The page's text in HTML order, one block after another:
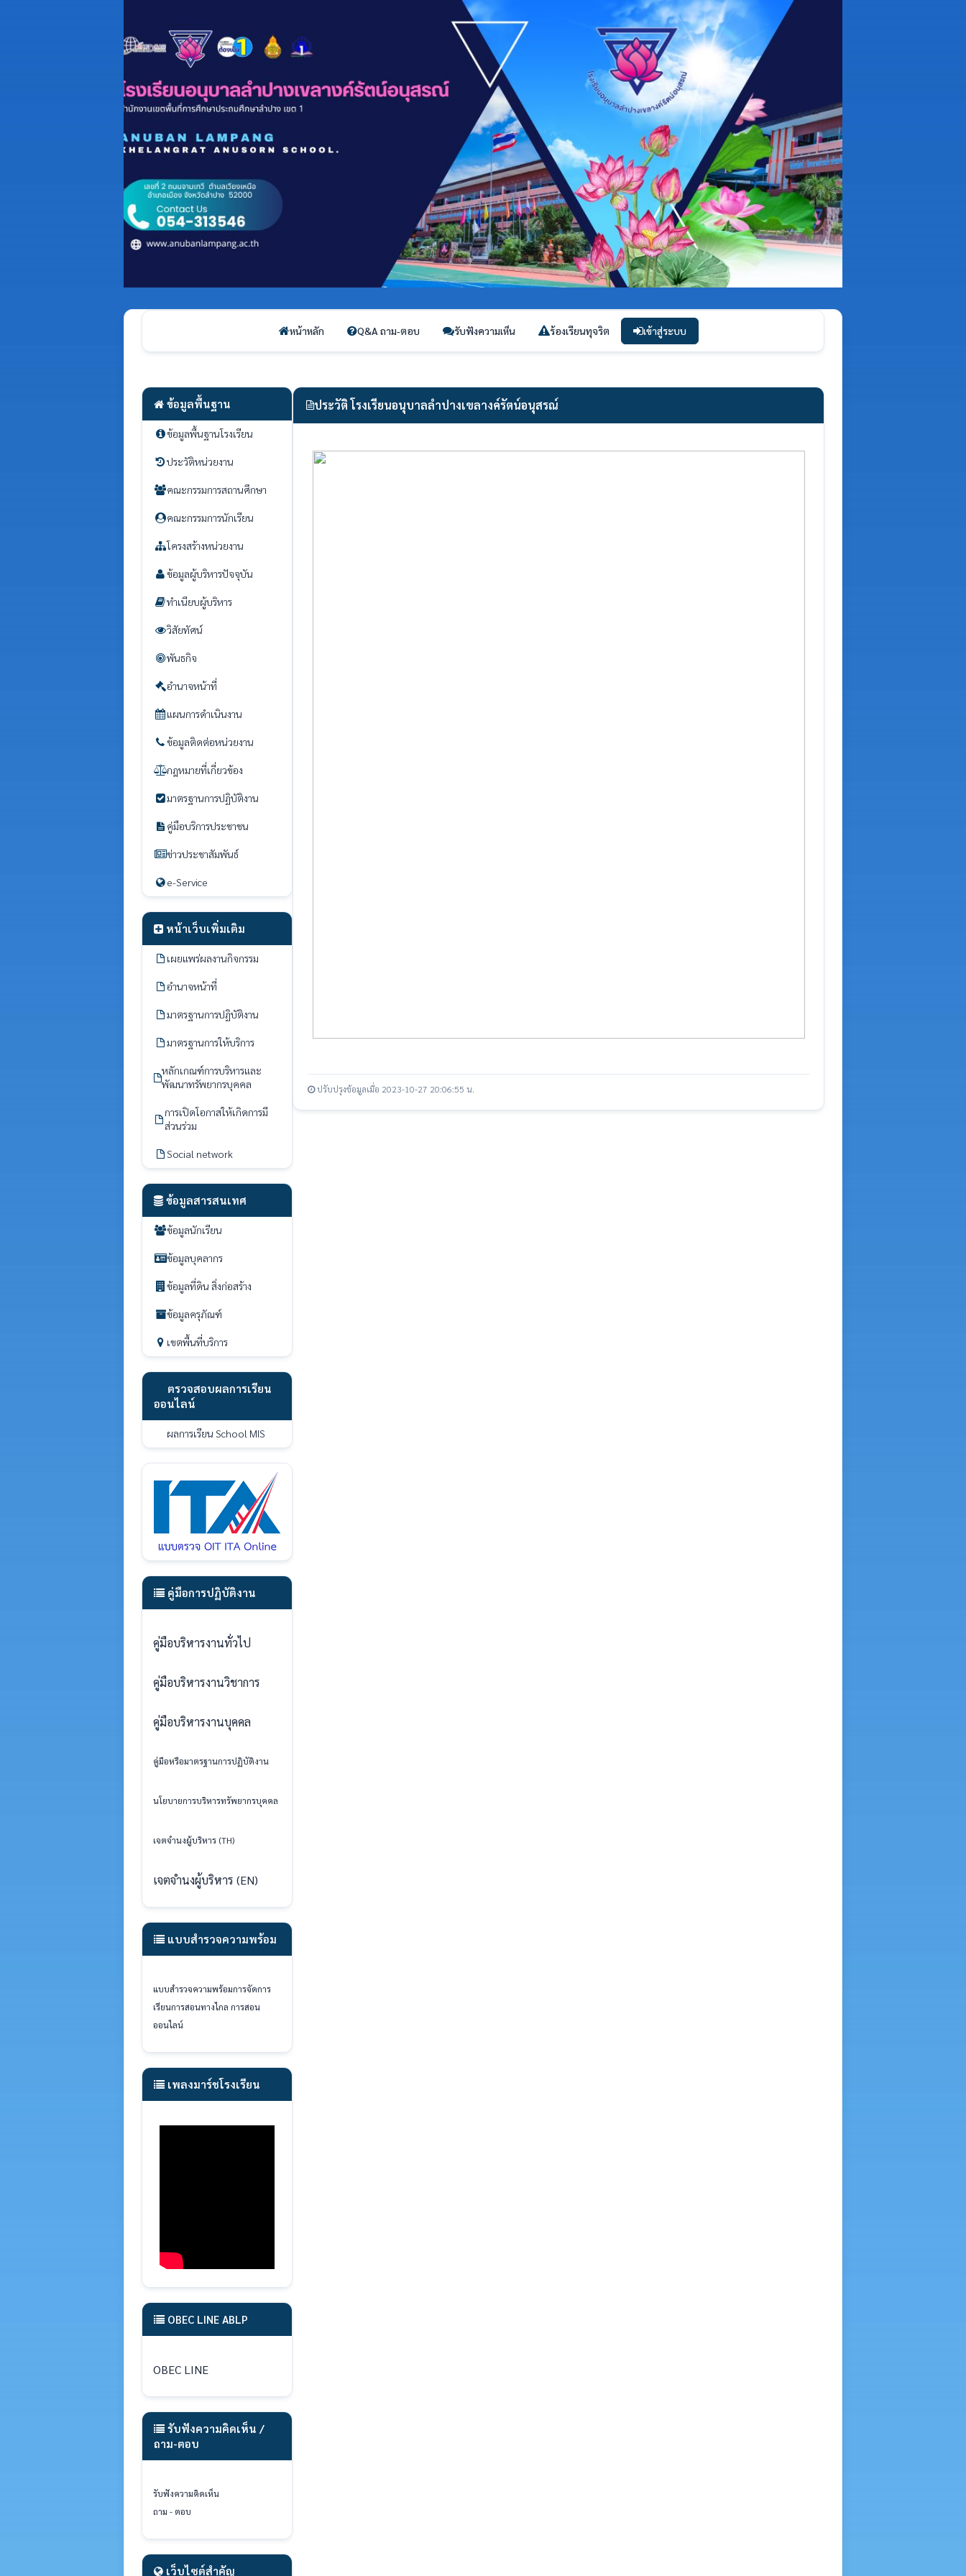
หน้าหลัก Q&A ถาม-ตอบ รับฟังความเห็น ร้องเรียนทุจริต เข้าสู่ระบบ
ข้อมูลพื้นฐาน
ข้อมูลพื้นฐานโรงเรียน
ประวัติหน่วยงาน
คณะกรรมการสถานศึกษา
คณะกรรมการนักเรียน
โครงสร้างหน่วยงาน
ข้อมูลผู้บริหารปัจจุบัน
ทำเนียบผู้บริหาร
วิสัยทัศน์
พันธกิจ
อำนาจหน้าที่
แผนการดำเนินงาน
ข้อมูลติดต่อหน่วยงาน
กฎหมายที่เกี่ยวข้อง
มาตรฐานการปฏิบัติงาน
คู่มือบริการประชาชน
ข่าวประชาสัมพันธ์
e-Service
หน้าเว็บเพิ่มเติม
เผยแพร่ผลงานกิจกรรม
อำนาจหน้าที่
มาตรฐานการปฏิบัติงาน
มาตรฐานการให้บริการ
หลักเกณฑ์การบริหารและ
พัฒนาทรัพยากรบุคคล
การเปิดโอกาสให้เกิดการมี
ส่วนร่วม
Social network
ข้อมูลสารสนเทศ
ข้อมูลนักเรียน
ข้อมูลบุคลากร
ข้อมูลที่ดิน สิ่งก่อสร้าง
ข้อมูลครุภัณฑ์
เขตพื้นที่บริการ
ตรวจสอบผลการเรียน
ออนไลน์
ผลการเรียน School MIS
คู่มือการปฏิบัติงาน
คู่มือบริหารงานทั่วไป
คู่มือบริหารงานวิชาการ
คู่มือบริหารงานบุคคล
คู่มือหรือมาตรฐานการปฏิบัติงาน
นโยบายการบริหารทรัพยากรบุคคล
เจตจำนงผู้บริหาร (TH)
เจตจำนงผู้บริหาร (EN)
แบบสำรวจความพร้อม
แบบสำรวจความพร้อมการจัดการ
เรียนการสอนทางไกล การสอน
ออนไลน์
เพลงมาร์ชโรงเรียน
OBEC LINE ABLP
OBEC LINE
รับฟังความคิดเห็น /
ถาม-ตอบ
รับฟังความคิดเห็น
ถาม - ตอบ
เว็บไซต์สำคัญ
ประวัติ โรงเรียนอนุบาลลำปางเขลางค์รัตน์อนุสรณ์
ปรับปรุงข้อมูลเมื่อ 2023-10-27 20:06:55 น.